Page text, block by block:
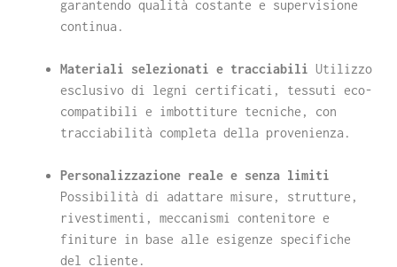
garantendo qualità costante e supervisione
continua.
Materiali selezionati e tracciabili Utilizzo
esclusivo di legni certificati, tessuti eco-
compatibili e imbottiture tecniche, con
tracciabilità completa della provenienza.
Personalizzazione reale e senza limiti
Possibilità di adattare misure, strutture,
rivestimenti, meccanismi contenitore e
finiture in base alle esigenze specifiche
del cliente.